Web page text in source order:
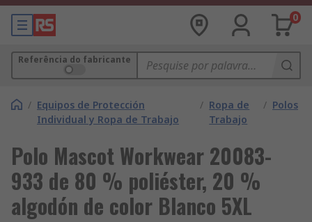
0
Referência do fabricante
/ Equipos de Protección
Individual y Ropa de Trabajo
/ Ropa de
Trabajo
/ Polos
Polo Mascot Workwear 20083-
933 de 80 % poliéster, 20 %
algodón de color Blanco 5XL